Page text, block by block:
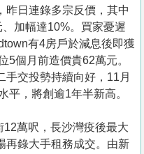
昨日連錄多宗反價，其中
加幅達10%。買家憂遲
有4房戶於減息後即獲
5個月前造價貴62萬元。
手交投勢持續向好，11月
平，將創逾1年半新高。
12萬呎，長沙灣疫後最大
再錄大手租務成交。由新